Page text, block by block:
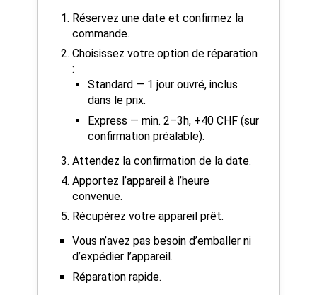
Réservez une date et confirmez la
commande.
Choisissez votre option de réparation
:
Standard — 1 jour ouvré, inclus
dans le prix.
Express — min. 2–3h, +40 CHF (sur
confirmation préalable).
Attendez la confirmation de la date.
Apportez l’appareil à l’heure
convenue.
Récupérez votre appareil prêt.
Vous n’avez pas besoin d’emballer ni
d’expédier l’appareil.
Réparation rapide.